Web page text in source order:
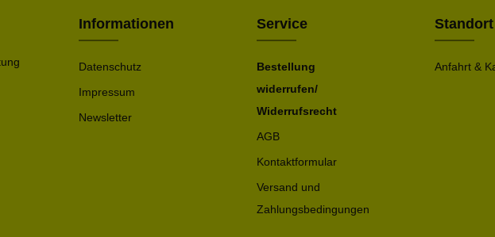
Informationen
Datenschutz
Impressum
Newsletter
Service
Bestellung
widerrufen/
Widerrufsrecht
AGB
Kontaktformular
Versand und
Zahlungsbedingungen
Standort
Anfahrt &